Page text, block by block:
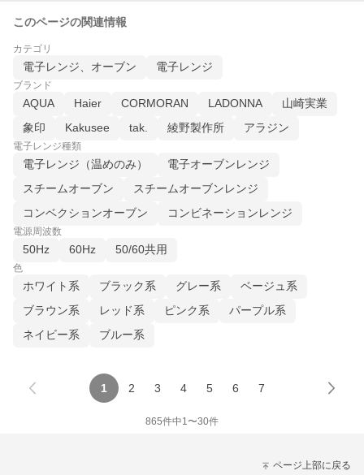
このページの関連情報
カテゴリ
電子レンジ、オーブン 電子レンジ
ブランド
AQUA Haier CORMORAN LADONNA
山崎実業
象印
Kakusee tak. 綾野製作所 アラジン
電子レンジ種類
電子レンジ（温めのみ）
電子オーブンレンジ
スチームオーブン
スチームオーブンレンジ
コンベクションオーブン
コンビネーションレンジ
電源周波数
50Hz 60Hz 50/60共用
色
ホワイト系 ブラック系 グレー系
ベージュ系
ブラウン系
レッド系 ピンク系
パープル系
ネイビー系
ブルー系
1 2 3 4 5 6 7
865件中1〜30件
ページ上部に戻る